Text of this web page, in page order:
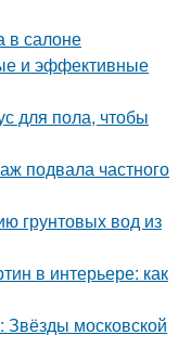
в салоне
и эффективные
для пола, чтобы
подвала частного
грунтовых вод из
в интерьере: как
Звёзды московской